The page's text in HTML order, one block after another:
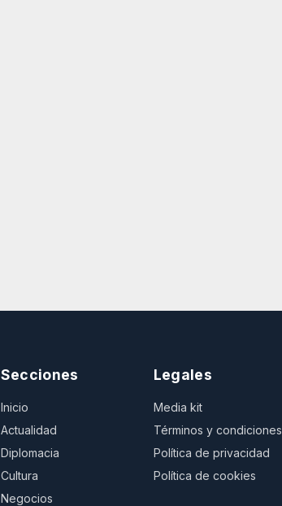
Secciones
Inicio
Actualidad
Diplomacia
Cultura
Negocios
Legales
Media kit
Términos y condiciones
Política de privacidad
Política de cookies